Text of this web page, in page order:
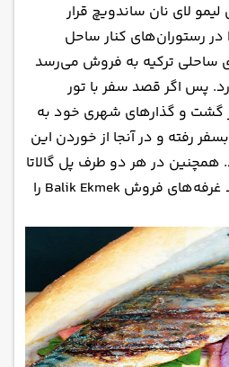
لای نان ساندویچ قرار
رستوران‌های کنار ساحل
ساحلی ترکیه به فروش می‌رسد
پس اگر قصد سفر با تور
گشت و گذارهای شهری خود به
رفته و در آنجا از خوردن این
همچنین در هر دو طرف پل گالاتا
در استانبول نیز می‌توانید غرفه‌های فروش Balik Ekmek را